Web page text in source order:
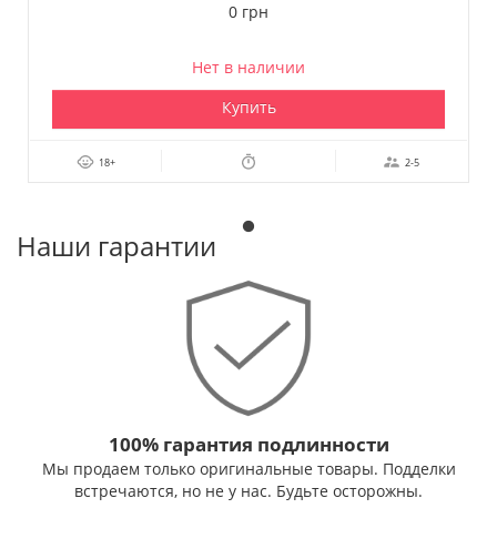
0 грн
Нет в наличии
Купить
18+ 2-5
Наши гарантии
100% гарантия подлинности
Мы продаем только оригинальные товары. Подделки
встречаются, но не у нас. Будьте осторожны.